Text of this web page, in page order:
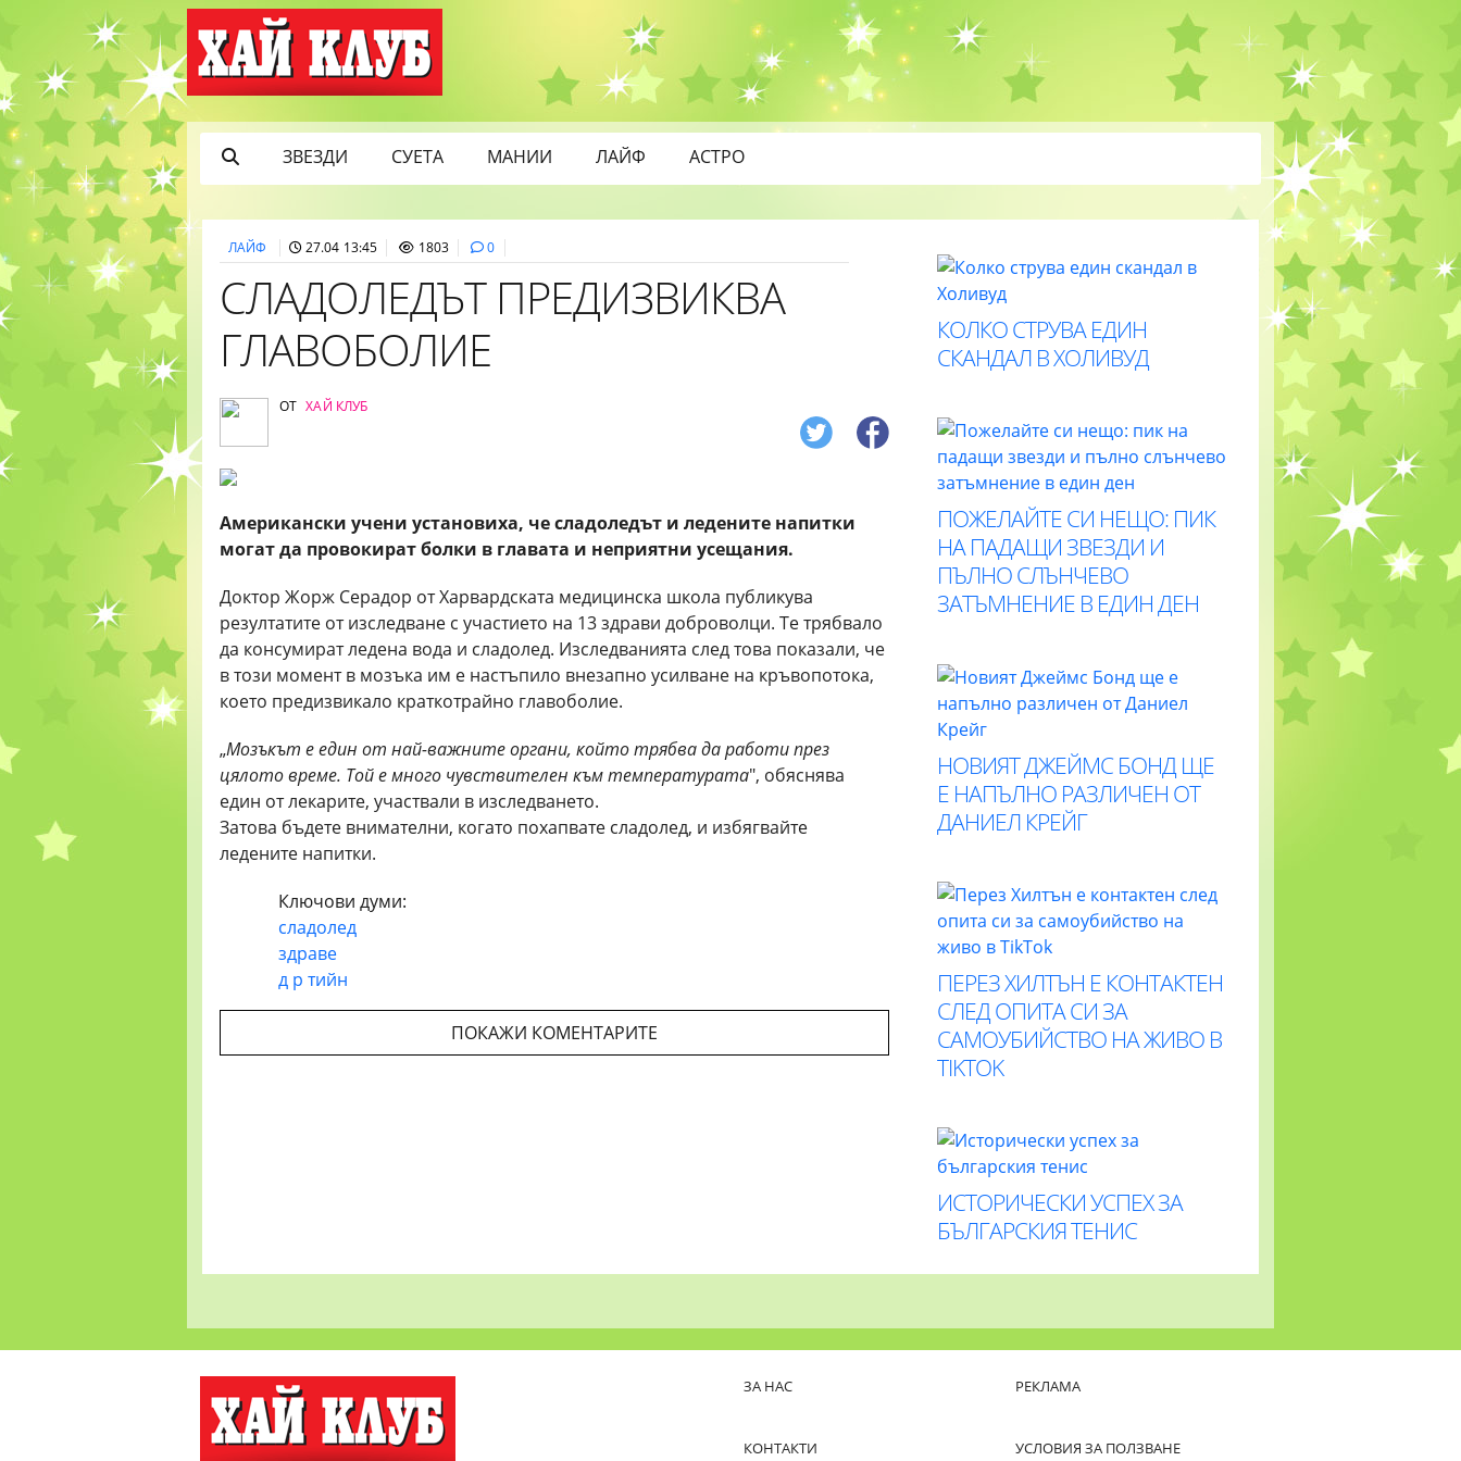
ЗВЕЗДИ СУЕТА МАНИИ ЛАЙФ АСТРО
ЛАЙФ 27.04 13:45 1803 0
СЛАДОЛЕДЪТ ПРЕДИЗВИКВА
ГЛАВОБОЛИЕ
ОТ ХАЙ КЛУБ
Американски учени установиха, че сладоледът и ледените напитки
могат да провокират болки в главата и неприятни усещания.
Доктор Жорж Серадор от Харвардската медицинска школа публикува
резултатите от изследване с участието на 13 здрави доброволци. Те трябвало
да консумират ледена вода и сладолед. Изследванията след това показали, че
в този момент в мозъка им е настъпило внезапно усилване на кръвопотока,
което предизвикало краткотрайно главоболие.
„Мозъкът е един от най-важните органи, който трябва да работи през
цялото време. Той е много чувствителен към температурата", обяснява
един от лекарите, участвали в изследването.
Затова бъдете внимателни, когато похапвате сладолед, и избягвайте
ледените напитки.
Ключови думи:
сладолед
здраве
д р тийн
ПОКАЖИ КОМЕНТАРИТЕ
КОЛКО СТРУВА ЕДИН
СКАНДАЛ В ХОЛИВУД
ПОЖЕЛАЙТЕ СИ НЕЩО: ПИК
НА ПАДАЩИ ЗВЕЗДИ И
ПЪЛНО СЛЪНЧЕВО
ЗАТЪМНЕНИЕ В ЕДИН ДЕН
НОВИЯТ ДЖЕЙМС БОНД ЩЕ
Е НАПЪЛНО РАЗЛИЧЕН ОТ
ДАНИЕЛ КРЕЙГ
ПЕРЕЗ ХИЛТЪН Е КОНТАКТЕН
СЛЕД ОПИТА СИ ЗА
САМОУБИЙСТВО НА ЖИВО В
TIKTOK
ИСТОРИЧЕСКИ УСПЕХ ЗА
БЪЛГАРСКИЯ ТЕНИС
ЗА НАС
КОНТАКТИ
РЕКЛАМА
УСЛОВИЯ ЗА ПОЛЗВАНЕ